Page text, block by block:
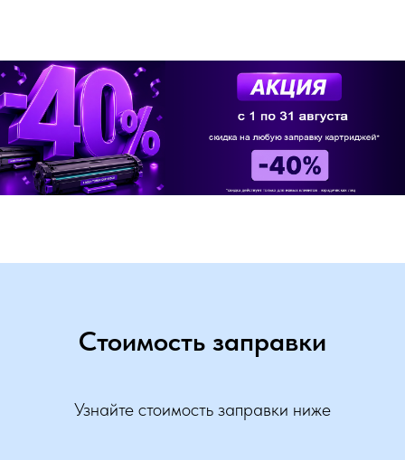
Стоимость заправки
Узнайте стоимость заправки ниже